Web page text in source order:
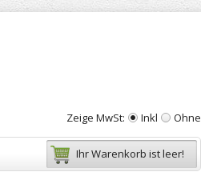
Zeige MwSt: Inkl Ohne
Ihr Warenkorb ist leer!